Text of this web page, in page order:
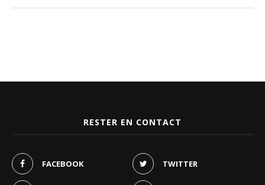
RESTER EN CONTACT
FACEBOOK TWITTER